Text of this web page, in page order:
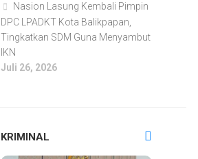
Nasion Lasung Kembali Pimpin
DPC LPADKT Kota Balikpapan,
Tingkatkan SDM Guna Menyambut
IKN
Juli 26, 2026
KRIMINAL